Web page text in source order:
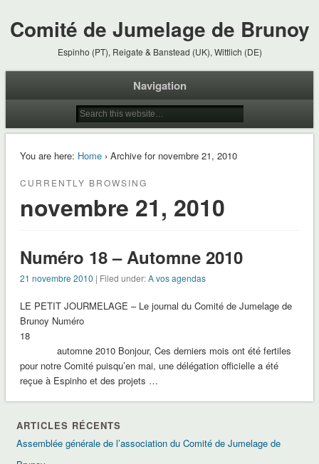
Comité de Jumelage de Brunoy
Espinho (PT), Reigate & Banstead (UK), Wittlich (DE)
Navigation
You are here: Home› Archive for novembre 21, 2010
CURRENTLY BROWSING
novembre 21, 2010
Numéro 18 – Automne 2010
21 novembre 2010 | Filed under:A vos agendas
LE PETIT JOURMELAGE – Le journal du Comité de Jumelage de
Brunoy Numéro
18
automne 2010 Bonjour, Ces derniers mois ont été fertiles
pour notre Comité puisqu’en mai, une délégation officielle a été
reçue à Espinho et des projets …
ARTICLES RÉCENTS
Assemblée générale de l’association du Comité de Jumelage de